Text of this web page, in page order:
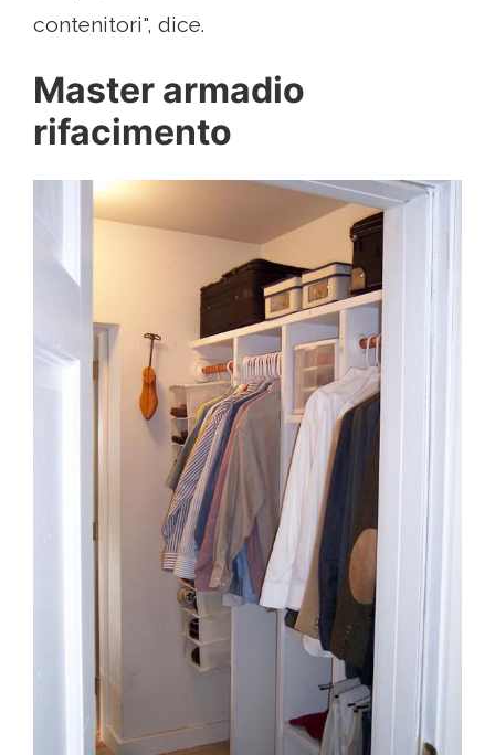
contenitori", dice.
Master armadio
rifacimento